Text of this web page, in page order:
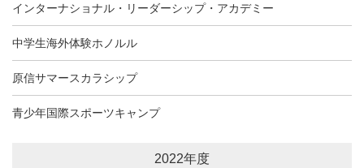
インターナショナル・リーダーシップ・アカデミー
中学生海外体験ホノルル
原信サマースカラシップ
青少年国際スポーツキャンプ
2022年度